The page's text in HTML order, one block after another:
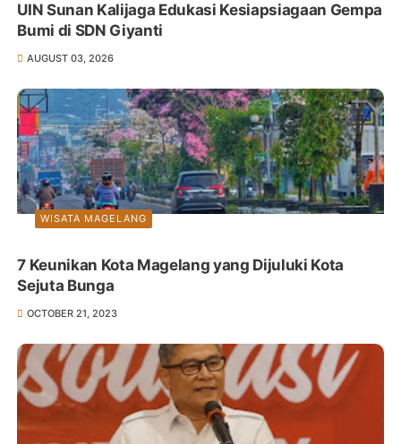
UIN Sunan Kalijaga Edukasi Kesiapsiagaan Gempa
Bumi di SDN Giyanti
AUGUST 03, 2026
WISATA MAGELANG
7 Keunikan Kota Magelang yang Dijuluki Kota
Sejuta Bunga
OCTOBER 21, 2023